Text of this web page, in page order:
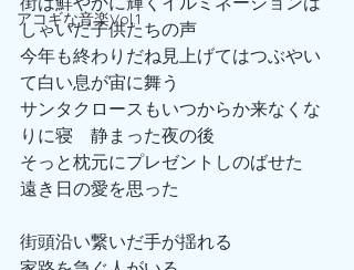
アコギな音楽Vol.1
しゃいだ子供たちの声
今年も終わりだね見上げてはつぶやい
て白い息が宙に舞う
サンタクロースもいつからか来なくな
りに寝　静まった夜の後
そっと枕元にプレゼントしのばせた
遠き日の愛を思った
街頭沿い繋いだ手が揺れる